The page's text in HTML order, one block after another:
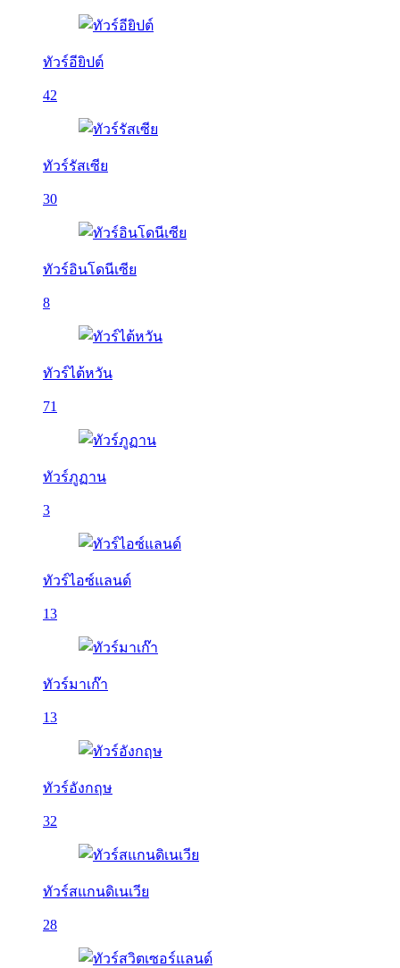
ทัวร์อียิปต์
42
ทัวร์รัสเซีย
30
ทัวร์อินโดนีเซีย
8
ทัวร์ไต้หวัน
71
ทัวร์ภูฏาน
3
ทัวร์ไอซ์แลนด์
13
ทัวร์มาเก๊า
13
ทัวร์อังกฤษ
32
ทัวร์สแกนดิเนเวีย
28